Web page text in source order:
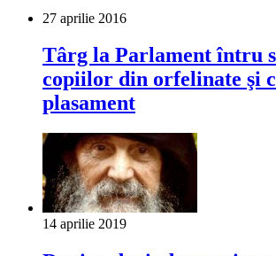
27 aprilie 2016
Târg la Parlament întru
copiilor din orfelinate şi
plasament
14 aprilie 2019